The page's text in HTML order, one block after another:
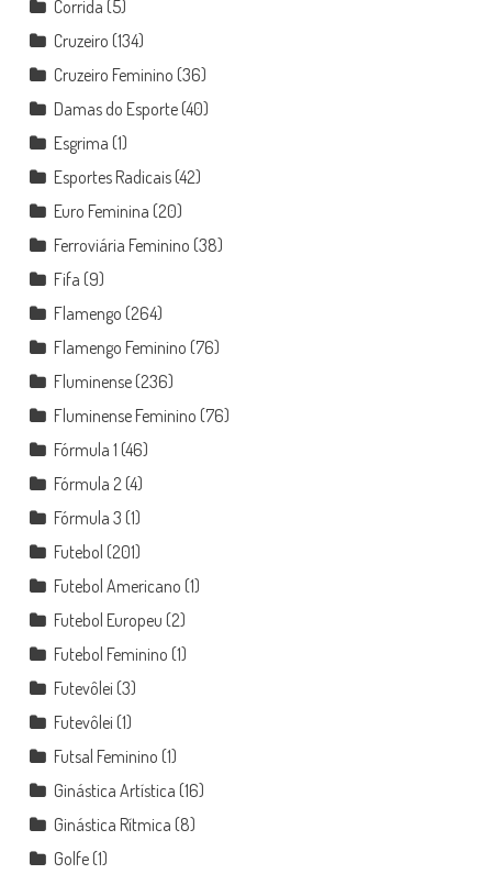
Corrida (5)
Cruzeiro (134)
Cruzeiro Feminino (36)
Damas do Esporte(40)
Esgrima (1)
Esportes Radicais(42)
Euro Feminina (20)
Ferroviária Feminino (38)
Fifa (9)
Flamengo (264)
Flamengo Feminino (76)
Fluminense(236)
Fluminense Feminino (76)
Fórmula 1 (46)
Fórmula 2 (4)
Fórmula 3 (1)
Futebol (201)
Futebol Americano (1)
Futebol Europeu (2)
Futebol Feminino (1)
Futevôlei (3)
Futevôlei (1)
Futsal Feminino (1)
Ginástica Artística (16)
Ginástica Rítmica (8)
Golfe(1)